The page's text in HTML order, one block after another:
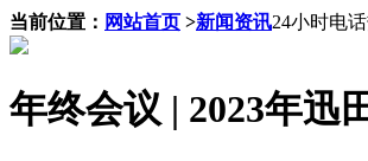
当前位置： 网站首页 >新闻资讯24小时电
年终会议 | 2023年迅